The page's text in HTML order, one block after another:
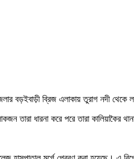
বড়ইবাড়ী ব্রিজ এলাকায় তুরাগ নদী থেকে
ধারনা করে পরে তারা কালিয়াকৈর